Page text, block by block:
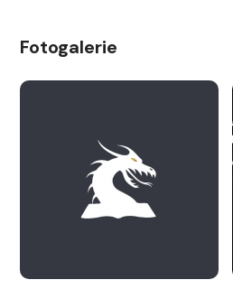
Fotogalerie